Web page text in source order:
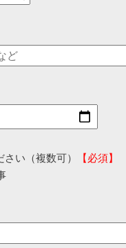
い（複数可）
【必須】